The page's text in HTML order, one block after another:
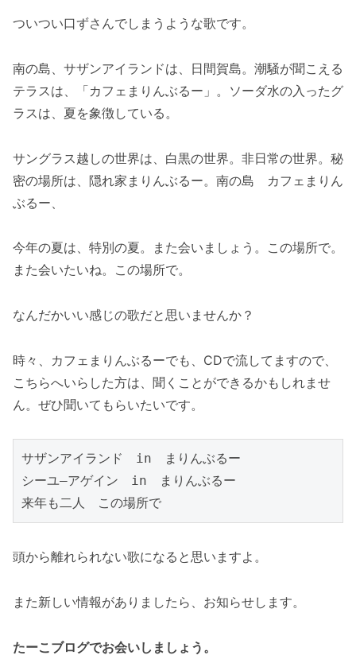
ついつい口ずさんでしまうような歌です。
南の島、サザンアイランドは、日間賀島。潮騒が聞こえる
テラスは、「カフェまりんぶるー」。ソーダ水の入ったグ
ラスは、夏を象徴している。
サングラス越しの世界は、白黒の世界。非日常の世界。秘
密の場所は、隠れ家まりんぶるー。南の島 カフェまりん
ぶるー、
今年の夏は、特別の夏。また会いましょう。この場所で。
また会いたいね。この場所で。
なんだかいい感じの歌だと思いませんか？
時々、カフェまりんぶるーでも、CDで流してますので、
こちらへいらした方は、聞くことができるかもしれませ
ん。ぜひ聞いてもらいたいです。
サザンアイランド　in　まりんぶるー
シーユ―アゲイン　in　まりんぶるー
来年も二人　この場所で
頭から離れられない歌になると思いますよ。
また新しい情報がありましたら、お知らせします。
たーこブログでお会いしましょう。